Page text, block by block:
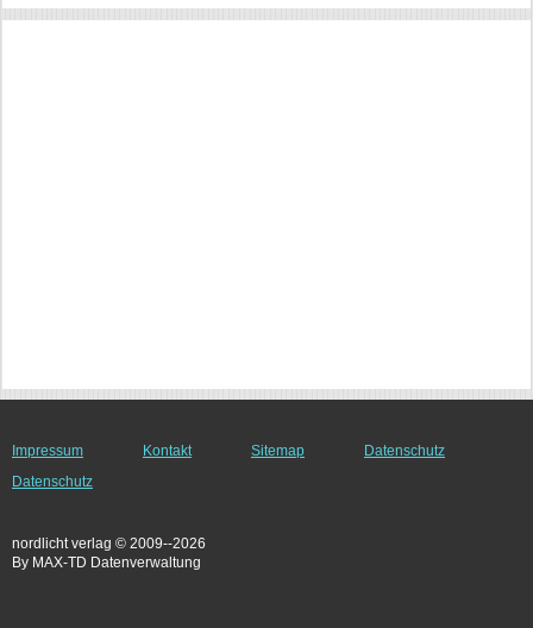
Impressum Kontakt Sitemap
Datenschutz
Datenschutz
nordlicht verlag © 2009--2026
By MAX-TD Datenverwaltung